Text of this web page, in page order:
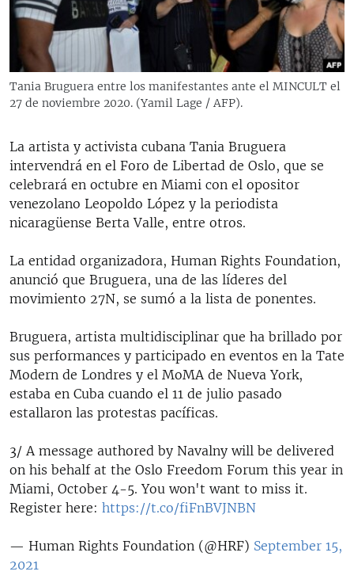
RADIO MARTÍ
ESPECIALES
ESPECIALES
LA REALIDAD DE LA VIVIENDA EN CUBA
KENTU-CUBANO
LOS SANTOS DE HIALEAH
DESINFORMACIÓN RUSA EN AMÉRICA LATINA
MULTIMEDIA
EDITORIALES
SÍGUENOS
Tania Bruguera entre los manifestantes ante el MINCULT el
27 de noviembre 2020. (Yamil Lage / AFP).
La artista y activista cubana Tania Bruguera
intervendrá en el Foro de Libertad de Oslo, que se
celebrará en octubre en Miami con el opositor
venezolano Leopoldo López y la periodista
nicaragüense Berta Valle, entre otros.
La entidad organizadora, Human Rights Foundation,
anunció que Bruguera, una de las líderes del
movimiento 27N, se sumó a la lista de ponentes.
Bruguera, artista multidisciplinar que ha brillado por
sus performances y participado en eventos en la Tate
Modern de Londres y el MoMA de Nueva York,
estaba en Cuba cuando el 11 de julio pasado
estallaron las protestas pacíficas.
3/ A message authored by Navalny will be delivered
on his behalf at the Oslo Freedom Forum this year in
Miami, October 4-5. You won't want to miss it.
Register here: https://t.co/fiFnBVJNBN
— Human Rights Foundation (@HRF) September 15,
2021